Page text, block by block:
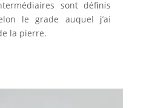
sont définis
le grade auquel j’ai
la pierre.